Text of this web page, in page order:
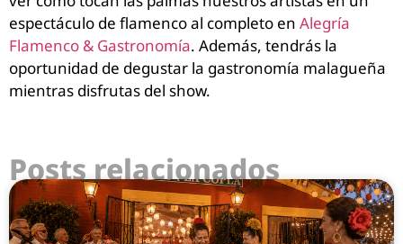
espectáculo de flamenco al completo en Alegría
Flamenco & Gastronomía. Además, tendrás la
oportunidad de degustar la gastronomía malagueña
mientras disfrutas del show.
Posts relacionados